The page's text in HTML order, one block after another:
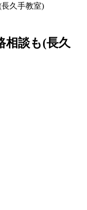
久手教室)
相談も(長久